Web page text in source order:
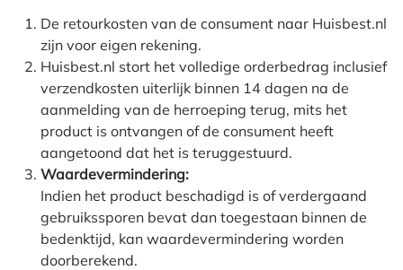
De retourkosten van de consument naar Huisbest.nl
zijn voor eigen rekening.
Huisbest.nl stort het volledige orderbedrag inclusief
verzendkosten uiterlijk binnen 14 dagen na de
aanmelding van de herroeping terug, mits het
product is ontvangen of de consument heeft
aangetoond dat het is teruggestuurd.
Waardevermindering:
Indien het product beschadigd is of verdergaand
gebruikssporen bevat dan toegestaan binnen de
bedenktijd, kan waardevermindering worden
doorberekend.